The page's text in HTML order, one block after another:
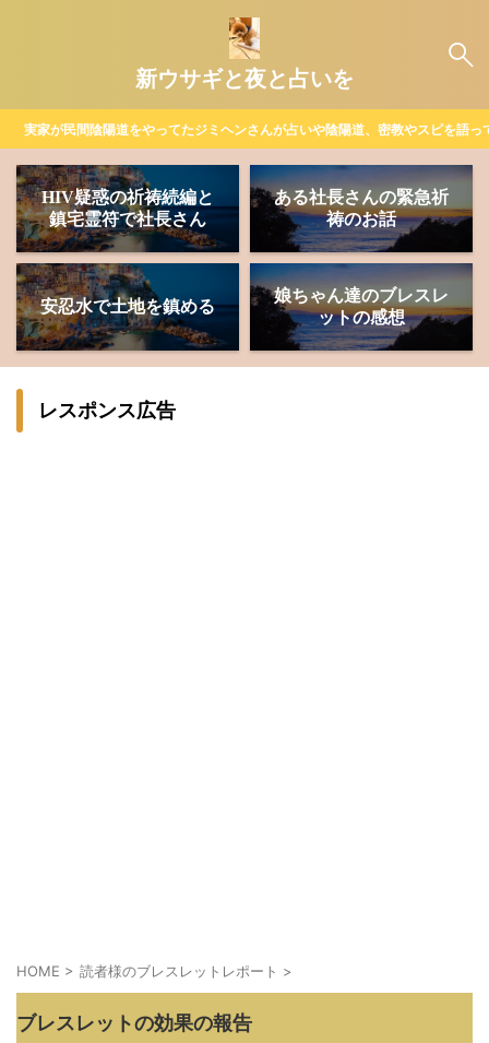
新ウサギと夜と占いを
実家が民間陰陽道をやってたジミヘンさんが占いや陰陽道、密教やスピを語
HIV疑惑の祈祷続編と
鎮宅霊符で社長さん
ある社長さんの緊急祈
祷のお話
安忍水で土地を鎮める
娘ちゃん達のブレスレ
ットの感想
レスポンス広告
HOME > 読者様のブレスレットレポート >
ブレスレットの効果の報告